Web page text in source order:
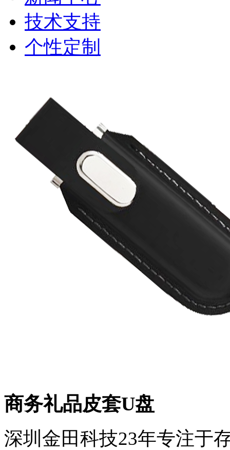
技术支持
个性定制
商务礼品皮套U盘
深圳金田科技23年专注于